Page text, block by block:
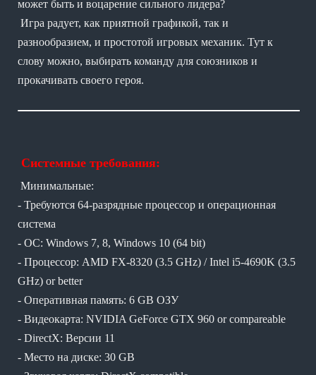
может быть и воцарение сильного лидера?
Игра радует, как приятной графикой, так и
разнообразием, и простотой игровых механик. Тут к
слову можно, выбирать команду для союзников и
прокачивать своего героя.
Системные требования:
Минимальные:
- Требуются 64-разрядные процессор и операционная
система
- ОС: Windows 7, 8, Windows 10 (64 bit)
- Процессор: AMD FX-8320 (3.5 GHz) / Intel i5-4690K (3.5
GHz) or better
- Оперативная память: 6 GB ОЗУ
- Видеокарта: NVIDIA GeForce GTX 960 or compareable
- DirectX: Версии 11
- Место на диске: 30 GB